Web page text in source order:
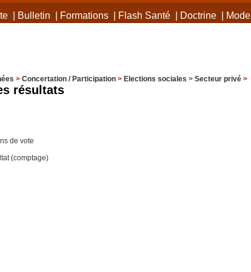
| Bulletin Formations| Flash Santé| Doctrine|
> Concertation / Participation> Elections sociales > Secteur privé>
résultats
de vote
(comptage)